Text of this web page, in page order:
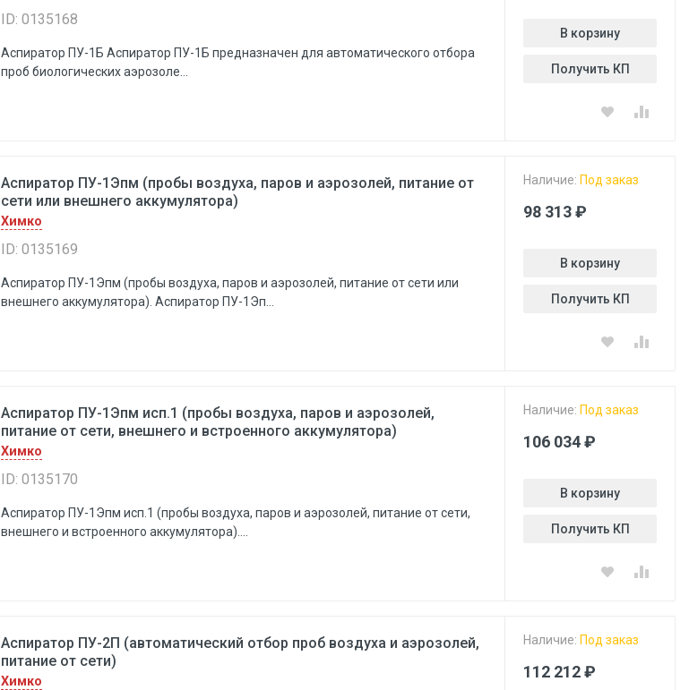
ID: 0135168
Аспиратор ПУ-1Б Аспиратор ПУ-1Б предназначен для автоматического отбора
проб биологических аэрозоле...
В корзину
Получить КП
Аспиратор ПУ-1Эпм (пробы воздуха, паров и аэрозолей, питание от
сети или внешнего аккумулятора)
Химко
ID: 0135169
Аспиратор ПУ-1Эпм (пробы воздуха, паров и аэрозолей, питание от сети или
внешнего аккумулятора). Аспиратор ПУ-1Эп...
Наличие: Под заказ
98 313 ₽
В корзину
Получить КП
Аспиратор ПУ-1Эпм исп.1 (пробы воздуха, паров и аэрозолей,
питание от сети, внешнего и встроенного аккумулятора)
Химко
ID: 0135170
Аспиратор ПУ-1Эпм исп.1 (пробы воздуха, паров и аэрозолей, питание от сети,
внешнего и встроенного аккумулятора)....
Наличие: Под заказ
106 034 ₽
В корзину
Получить КП
Аспиратор ПУ-2П (автоматический отбор проб воздуха и аэрозолей,
питание от сети)
Химко
Наличие: Под заказ
112 212 ₽